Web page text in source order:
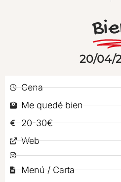
20/04/
Cena
Me quedé bien
20-30€
Web
Menú / Carta